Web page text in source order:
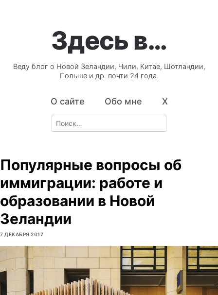
Здесь в…
Веду блог о Новой Зеландии, Чили, Китае, Шотландии,
Польше и др. почти 24 года.
О сайте Обо мне X
Search
for:
Популярные вопросы об
иммиграции: работе и
образовании в Новой
Зеландии
7 ДЕКАБРЯ 2017